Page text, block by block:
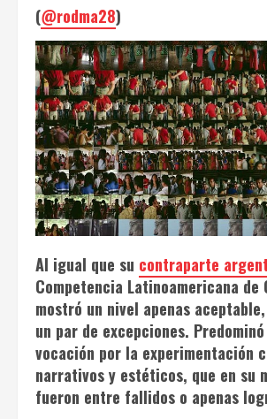
(@rodma28)
Al igual que su contraparte
Competencia Latinoamericana
mostró un nivel apenas
un par de excepciones.
vocación por la experimentación
narrativos y estéticos, que en su
fueron entre fallidos o apenas